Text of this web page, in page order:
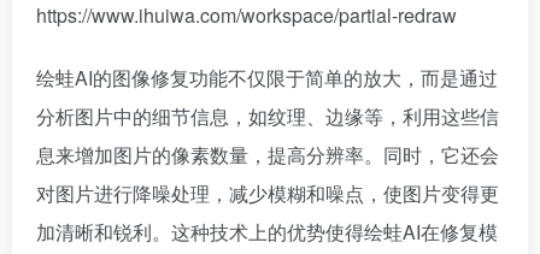
https://www.ihuiwa.com/workspace/partial-redraw
绘蛙AI的图像修复功能不仅限于简单的放大，而是通过
分析图片中的细节信息，如纹理、边缘等，利用这些信
息来增加图片的像素数量，提高分辨率。同时，它还会
对图片进行降噪处理，减少模糊和噪点，使图片变得更
加清晰和锐利。这种技术上的优势使得绘蛙AI在修复模